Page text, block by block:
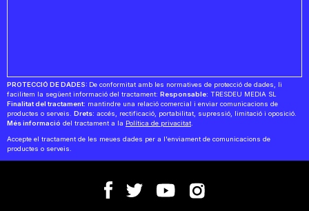
PROTECCIÓ DE DADES: De conformitat amb les normatives de protecció de dades, li
facilitem la següent informació del tractament: Responsable: TRESDEU MEDIA SL
Finalitat del tractament: mantindre una relació comercial i enviar comunicacions de
productes o serveis. Drets: accés, rectificació, portabilitat, supressió, limitació i oposició.
Més informació del tractament a la Política de privacitat
Accepte el tractament de les meues dades per a l'enviament de comunicacions de
productes o serveis.